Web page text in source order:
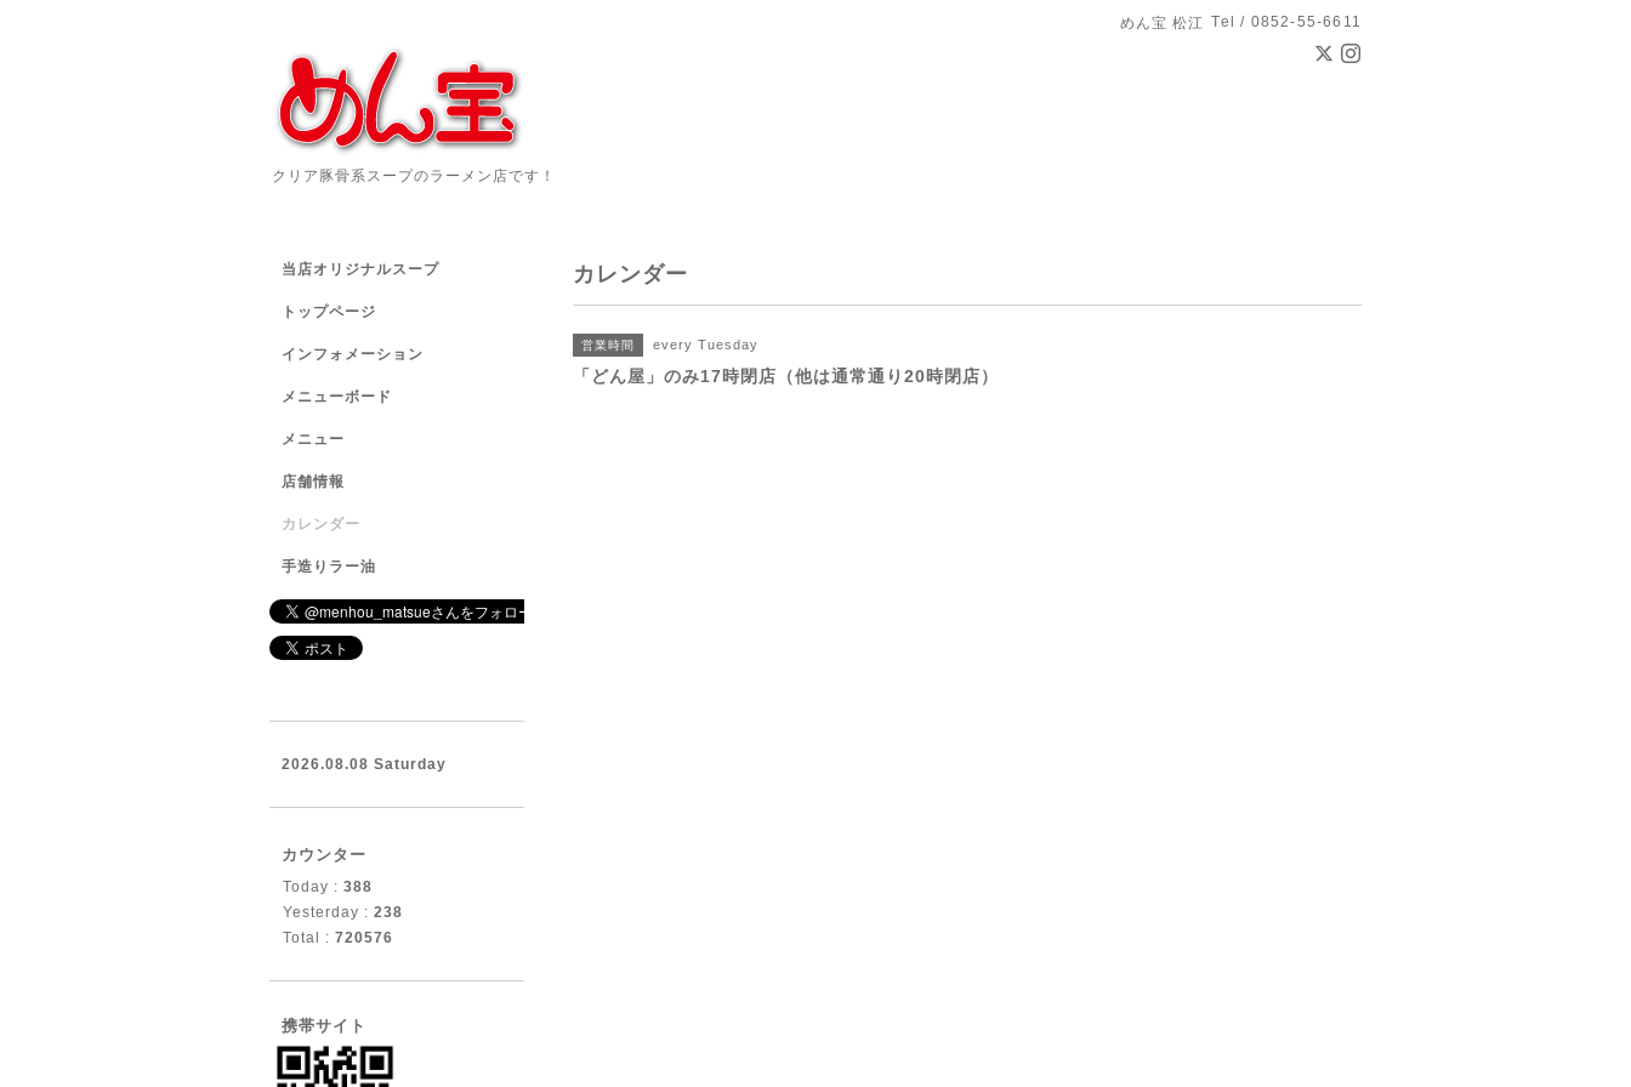
めん宝 松江 Tel / 0852-55-6611
クリア豚骨系スープのラーメン店です！
カレンダー
営業時間 every Tuesday
「どん屋」のみ17時閉店（他は通常通り20時閉店）
当店オリジナルスープ
トップページ
インフォメーション
メニューボード
メニュー
店舗情報
カレンダー
手造りラー油
2026.08.08 Saturday
カウンター
Today : 388
Yesterday : 238
Total : 720576
携帯サイト